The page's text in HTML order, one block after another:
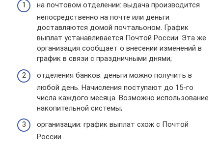
на почтовом отделении: выдача производится
непосредственно на почте или деньги
доставляются домой почтальоном. График
выплат устанавливается Почтой России. Эта же
организация сообщает о внесении изменений в
график в связи с праздничными днями;
отделения банков: деньги можно получить в
любой день. Начисления поступают до 15-го
числа каждого месяца. Возможно использование
накопительной системы;
организации: график выплат схож с Почтой
России.